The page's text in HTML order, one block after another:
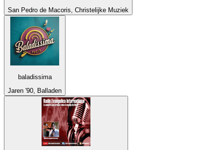
San Pedro de Macoris, Christelijke Muziek
baladissima
Jaren '90, Balladen